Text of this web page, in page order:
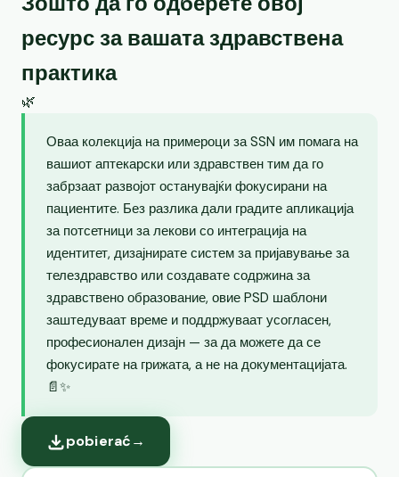
ресурс за вашата здравствена
практика
🌿
Оваа колекција на примероци за SSN им помага на
вашиот аптекарски или здравствен тим да го
забрзаат развојот останувајќи фокусирани на
пациентите. Без разлика дали градите апликација
за потсетници за лекови со интеграција на
идентитет, дизајнирате систем за пријавување за
телездравство или создавате содржина за
здравствено образование, овие PSD шаблони
заштедуваат време и поддржуваат усогласен,
професионален дизајн — за да можете да се
фокусирате на грижата, а не на документацијата.
📄✨
pobierać→